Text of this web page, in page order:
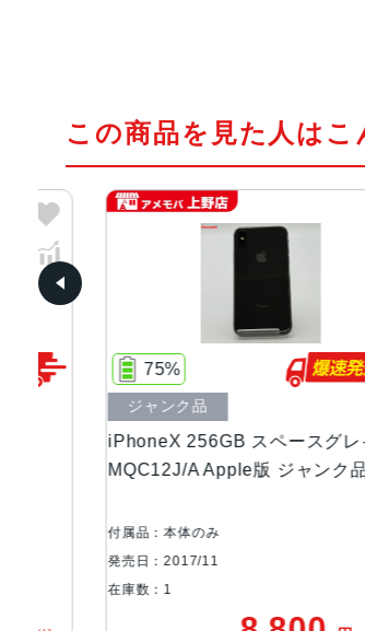
この商品を見た人は
iPhoneX 256GB スペースグレイ
MQC12J/A Apple版 ジャンク品
75%
ジャンク品
付属品：本体のみ
発売日：2017/11
在庫数：1